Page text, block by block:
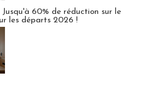
Jusqu'à 60% de réduction sur le
les départs 2026 !